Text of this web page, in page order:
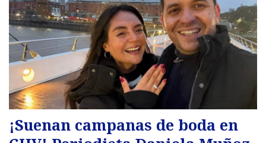
¡Suenan campanas de boda en